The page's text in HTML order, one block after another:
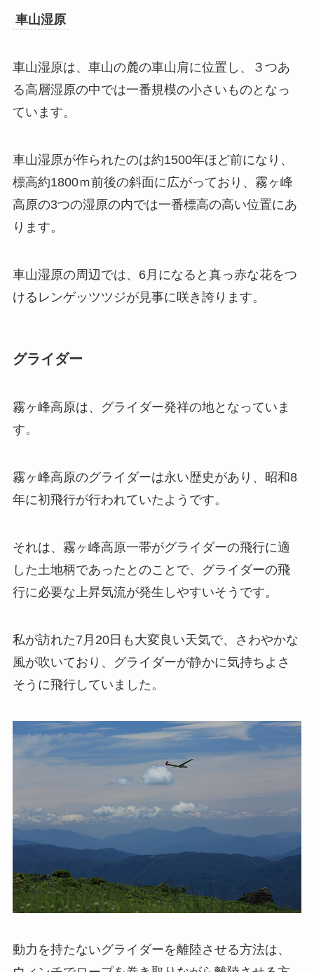
車山湿原
車山湿原は、車山の麓の車山肩に位置し、３つあ
る高層湿原の中では一番規模の小さいものとなっ
ています。
車山湿原が作られたのは約1500年ほど前になり、
標高約1800ｍ前後の斜面に広がっており、霧ヶ峰
高原の3つの湿原の内では一番標高の高い位置にあ
ります。
車山湿原の周辺では、6月になると真っ赤な花をつ
けるレンゲッツツジが見事に咲き誇ります。
グライダー
霧ヶ峰高原は、グライダー発祥の地となっていま
す。
霧ヶ峰高原のグライダーは永い歴史があり、昭和8
年に初飛行が行われていたようです。
それは、霧ヶ峰高原一帯がグライダーの飛行に適
した土地柄であったとのことで、グライダーの飛
行に必要な上昇気流が発生しやすいそうです。
私が訪れた7月20日も大変良い天気で、さわやかな
風が吹いており、グライダーが静かに気持ちよさ
そうに飛行していました。
動力を持たないグライダーを離陸させる方法は、